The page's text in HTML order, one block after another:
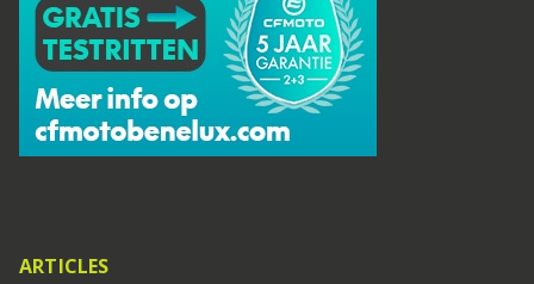
ARTICLES